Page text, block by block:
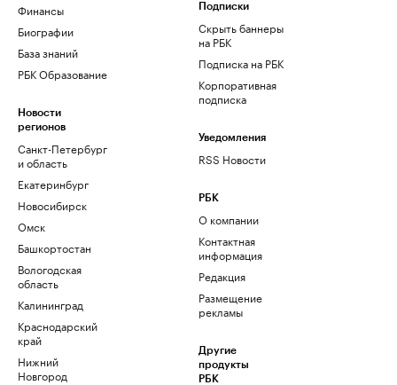
Финансы
Биографии
База знаний
РБК Образование
Новости
регионов
Санкт-Петербург
и область
Екатеринбург
Новосибирск
Омск
Башкортостан
Вологодская
область
Калининград
Краснодарский
край
Нижний
Новгород
Подписки
Скрыть баннеры
на РБК
Подписка на РБК
Корпоративная
подписка
Уведомления
RSS Новости
РБК
О компании
Контактная
информация
Редакция
Размещение
рекламы
Другие
продукты
РБК